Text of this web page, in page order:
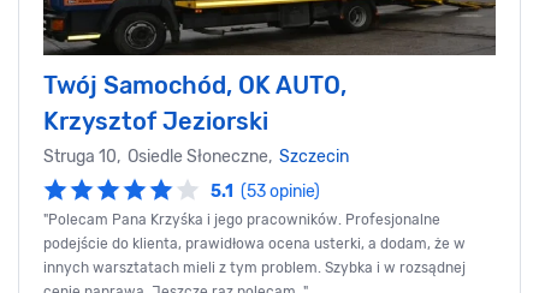
Twój Samochód, OK AUTO,
Krzysztof Jeziorski
Struga 10, Osiedle Słoneczne, Szczecin
5.1 (53 opinie)
"Polecam Pana Krzyśka i jego pracowników. Profesjonalne
podejście do klienta, prawidłowa ocena usterki, a dodam, że w
innych warsztatach mieli z tym problem. Szybka i w rozsądnej